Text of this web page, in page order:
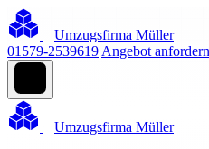
Umzugsfirma Müller
01579-2539619 Angebot anfordern
Umzugsfirma Müller